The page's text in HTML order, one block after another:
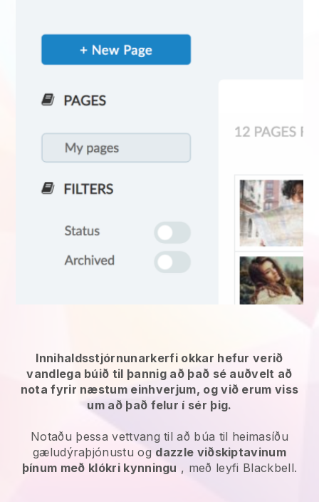
Innihaldsstjórnunarkerfi okkar hefur verið
vandlega búið til þannig að það sé auðvelt að
nota fyrir næstum einhverjum, og við erum viss
um að það felur í sér þig.
Notaðu þessa vettvang til að búa til heimasíðu
gæludýraþjónustu og dazzle viðskiptavinum
þínum með klókri kynningu , með leyfi Blackbell.